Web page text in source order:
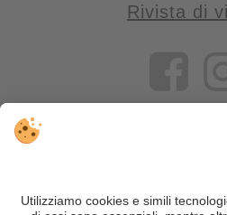
Rivista di
VIVOSüdtirol è il portale di